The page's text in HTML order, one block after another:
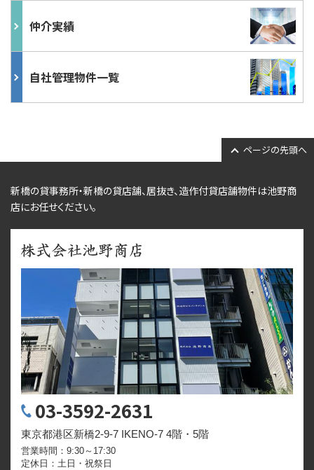
仲介実績
自社管理物件一覧
ページの先頭へ
新橋の貸事務所・新橋の貸店舗、居抜き、造作付貸店舗物件は池野商
店にお任せください。
03-3592-2631
東京都港区新橋2-9-7 IKENO-7 4階・5階
営業時間：9:30～17:30
定休日：土日・祝祭日